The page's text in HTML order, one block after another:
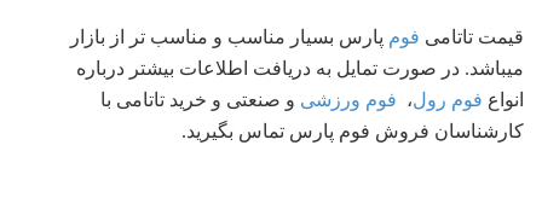
قیمت تاتامی فوم پارس بسیار مناسب و مناسب تر از بازار
میباشد. در صورت تمایل به دریافت اطلاعات بیشتر درباره
انواع فوم رول، فوم ورزشی و صنعتی و خرید تاتامی با
کارشناسان فروش فوم پارس تماس بگیرید.